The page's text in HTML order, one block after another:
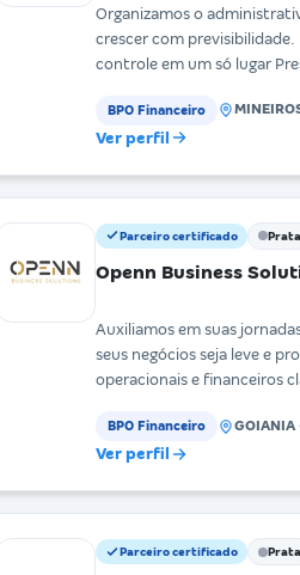
Organizamos o
crescer com
controle em um só lugar
BPO Financeiro
Ver perfil
Parceiro certificado Prata
Openn Business
Auxiliamos em suas
seus negócios seja leve e
operacionais e financeiros
BPO Financeiro GOIANIA
Ver perfil
Parceiro certificado Prata